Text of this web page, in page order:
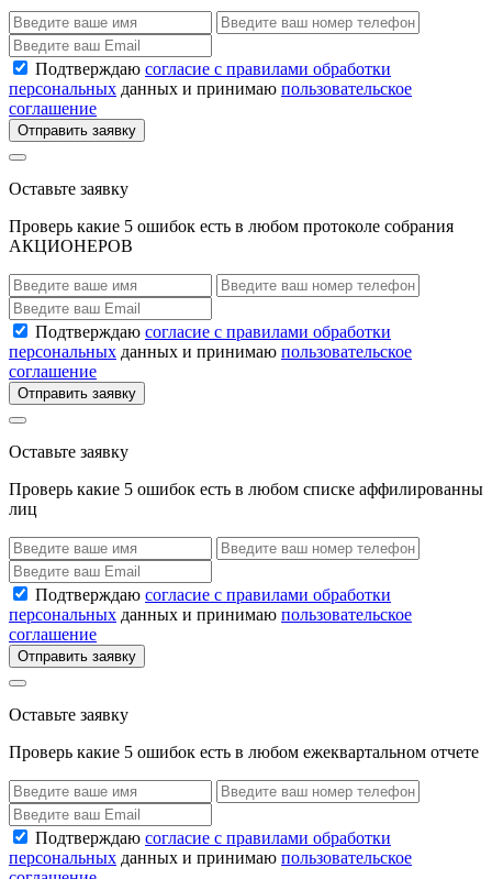
Подтверждаю согласие с правилами обработки
персональных данных и принимаю пользовательское
соглашение
Отправить заявку
Оставьте заявку
Проверь какие 5 ошибок есть в любом протоколе собрания
АКЦИОНЕРОВ
Подтверждаю согласие с правилами обработки
персональных данных и принимаю пользовательское
соглашение
Отправить заявку
Оставьте заявку
Проверь какие 5 ошибок есть в любом списке аффилированны
лиц
Подтверждаю согласие с правилами обработки
персональных данных и принимаю пользовательское
соглашение
Отправить заявку
Оставьте заявку
Проверь какие 5 ошибок есть в любом ежеквартальном отчете
Подтверждаю согласие с правилами обработки
персональных данных и принимаю пользовательское